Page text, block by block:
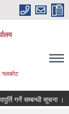
गलकोट
गर्ने सम्बन्धी सूचना ।